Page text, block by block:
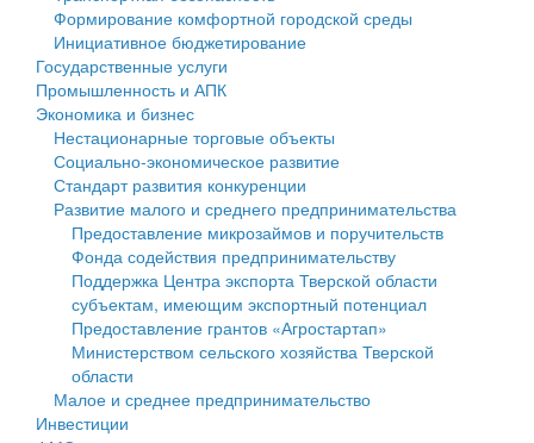
Государственные услуги
Промышленность и АПК
Экономика и бизнес
Символика
Устав
Гостям округа
Туризм
Культура
Образование
Здравоохранение
Социальная защита
Фотоальбом
муниципального округа Тверской области
Администрация Кашинского муниципального округа
Тверской области
Управление сельскими территориями
Открытые данные
Работа с обращениями граждан
Муниципальный контроль
Муниципальные услуги
Проекты административных регламентов
Финансовое управление
Бюджет для граждан
Имущество
Выявление правообладателей ранее учтенных
объектов недвижимости
Имущественная поддержка субъектов малого и
среднего предпринимательства
Информационная поддержка субъектов малого и
среднего предпринимательства
Формирование комфортной городской среды
Инициативное бюджетирование
Государственные услуги
Промышленность и АПК
Экономика и бизнес
Нестационарные торговые объекты
Социально-экономическое развитие
Стандарт развития конкуренции
Развитие малого и среднего предпринимательства
Предоставление микрозаймов и поручительств
Фонда содействия предпринимательству
Поддержка Центра экспорта Тверской области
субъектам, имеющим экспортный потенциал
Предоставление грантов «Агростартап»
Министерством сельского хозяйства Тверской
области
Малое и среднее предпринимательство
Инвестиции